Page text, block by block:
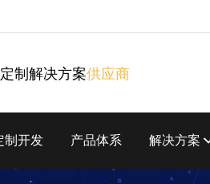
制解决方案供应商
制开发 产品体系 解决方案